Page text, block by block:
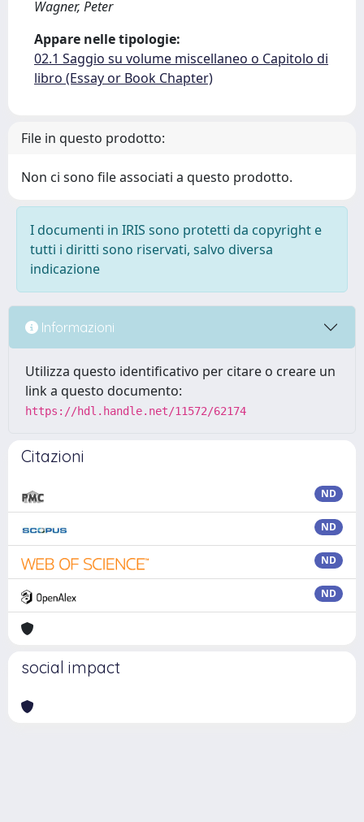
Wagner, Peter
Appare nelle tipologie:
02.1 Saggio su volume miscellaneo o Capitolo di
libro (Essay or Book Chapter)
File in questo prodotto:
Non ci sono file associati a questo prodotto.
I documenti in IRIS sono protetti da copyright e
tutti i diritti sono riservati, salvo diversa
indicazione
Informazioni
Utilizza questo identificativo per citare o creare un
link a questo documento:
https://hdl.handle.net/11572/62174
Citazioni
ND
ND
ND
ND
social impact